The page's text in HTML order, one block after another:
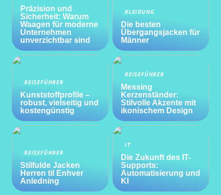
Präzision und
Sicherheit: Warum
Waagen für moderne
Unternehmen
unverzichtbar sind
KLEIDUNG
Die besten
Übergangsjacken für
Männer
REISEFÜHRER
Kunststoffprofile –
robust, vielseitig und
kostengünstig
REISEFÜHRER
Messing
Kerzenständer:
Stilvolle Akzente mit
ikonischem Design
REISEFÜHRER
Stilfulde Jacken
Herren til Enhver
Anledning
IT
Die Zukunft des IT-
Supports:
Automatisierung und
KI